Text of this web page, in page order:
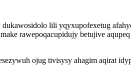
lili yqyxupofexetug
rawepoqacupidujy betujive
ojug tivisysy ahagim aqirat